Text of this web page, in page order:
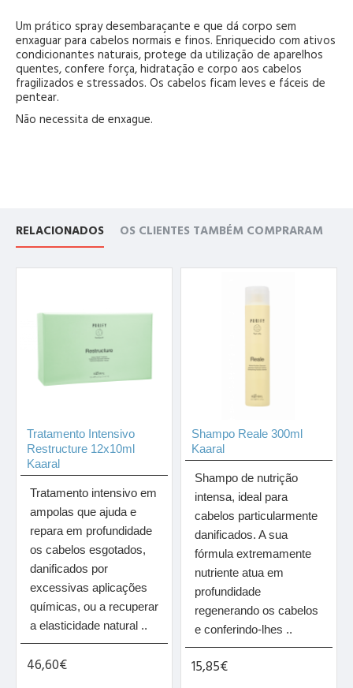
Um prático spray desembaraçante e que dá corpo sem
enxaguar para cabelos normais e finos. Enriquecido com ativos
condicionantes naturais, protege da utilização de aparelhos
quentes, confere força, hidratação e corpo aos cabelos
fragilizados e stressados. Os cabelos ficam leves e fáceis de
pentear.
Não necessita de enxague.
RELACIONADOS OS CLIENTES TAMBÉM COMPRARAM
Tratamento Intensivo
Restructure 12x10ml
Kaaral
Tratamento intensivo em
ampolas que ajuda e
repara em profundidade
os cabelos esgotados,
danificados por
excessivas aplicações
químicas, ou a recuperar
a elasticidade natural ..
46,60€
Shampo Reale 300ml
Kaaral
Shampo de nutrição
intensa, ideal para
cabelos particularmente
danificados. A sua
fórmula extremamente
nutriente atua em
profundidade
regenerando os cabelos
e conferindo-lhes ..
15,85€